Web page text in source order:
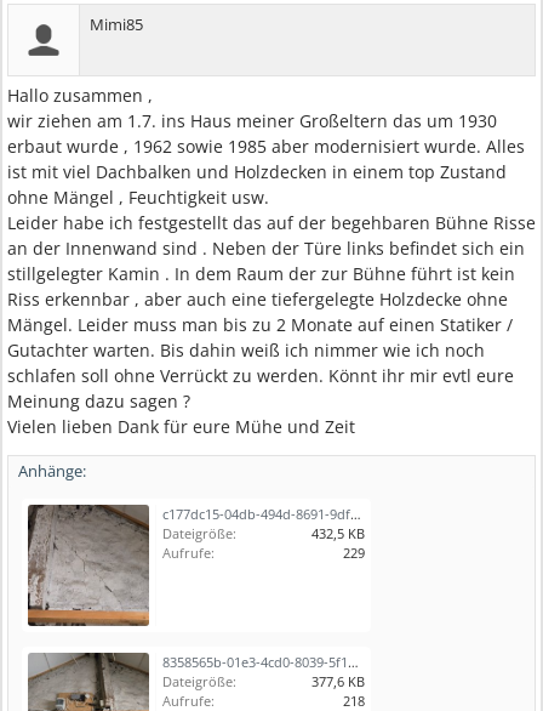
Mimi85
Hallo zusammen ,
wir ziehen am 1.7. ins Haus meiner Großeltern das um 1930
erbaut wurde , 1962 sowie 1985 aber modernisiert wurde. Alles
ist mit viel Dachbalken und Holzdecken in einem top Zustand
ohne Mängel , Feuchtigkeit usw.
Leider habe ich festgestellt das auf der begehbaren Bühne Risse
an der Innenwand sind . Neben der Türe links befindet sich ein
stillgelegter Kamin . In dem Raum der zur Bühne führt ist kein
Riss erkennbar , aber auch eine tiefergelegte Holzdecke ohne
Mängel. Leider muss man bis zu 2 Monate auf einen Statiker /
Gutachter warten. Bis dahin weiß ich nimmer wie ich noch
schlafen soll ohne Verrückt zu werden. Könnt ihr mir evtl eure
Meinung dazu sagen ?
Vielen lieben Dank für eure Mühe und Zeit
Anhänge:
c177dc15-04db-494d-8691-9df9b70a3db5.jpeg
Dateigröße:
432,5 KB
Aufrufe:
229
8358565b-01e3-4cd0-8039-5f1e45602172.jpeg
Dateigröße:
377,6 KB
Aufrufe:
218